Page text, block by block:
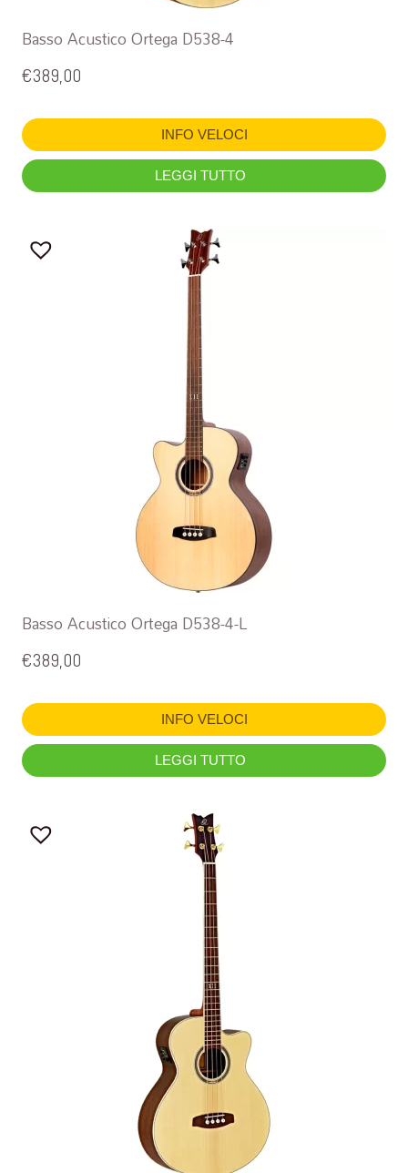
Basso Acustico Ortega D538-4
€389,00
INFO VELOCI
LEGGI TUTTO
Basso Acustico Ortega D538-4-L
€389,00
INFO VELOCI
LEGGI TUTTO